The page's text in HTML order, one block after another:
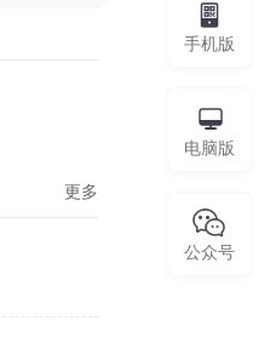
更多
手机版
电脑版
公众号